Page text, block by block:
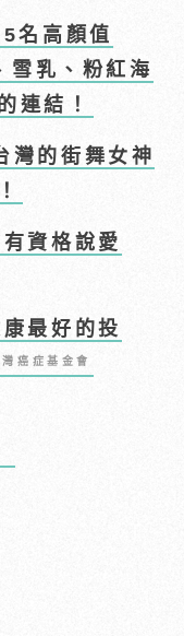
名高顏值
乳、粉紅海
連結！
灣的街舞女神
資格說愛
最好的投
癌症基金會